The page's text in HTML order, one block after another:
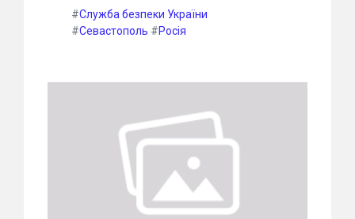
#Служба безпеки України
#Севастополь #Росія